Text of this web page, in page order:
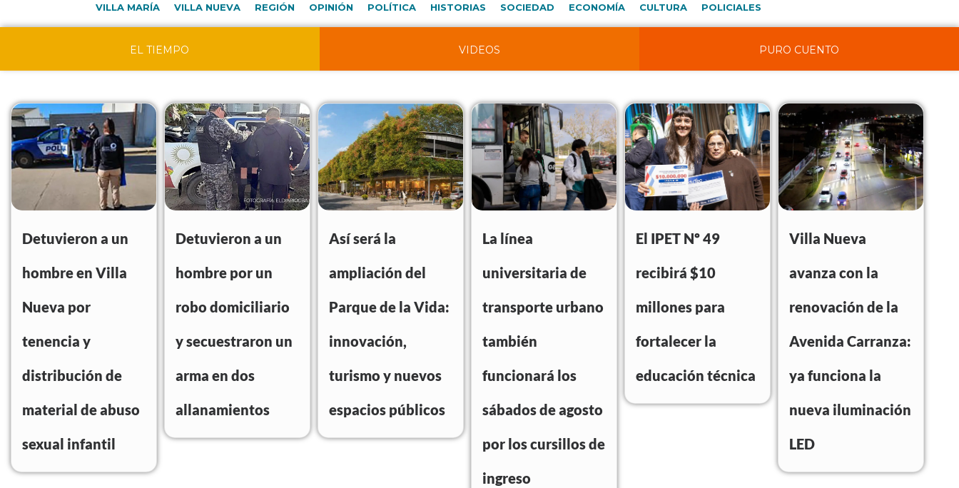
VILLA MARÍA VILLA NUEVA REGIÓN OPINIÓN POLÍTICA HISTORIAS SOCIEDAD ECONOMÍA CULTURA POLICIALES
EL TIEMPO VIDEOS PURO CUENTO
Detuvieron a un
hombre en Villa
Nueva por
tenencia y
distribución de
material de abuso
sexual infantil
Detuvieron a un
hombre por un
robo domiciliario
y secuestraron un
arma en dos
allanamientos
Así será la
ampliación del
Parque de la Vida:
innovación,
turismo y nuevos
espacios públicos
La línea
universitaria de
transporte urbano
también
funcionará los
sábados de agosto
por los cursillos de
ingreso
El IPET Nº 49
recibirá $10
millones para
fortalecer la
educación técnica
Villa Nueva
avanza con la
renovación de la
Avenida Carranza:
ya funciona la
nueva iluminación
LED